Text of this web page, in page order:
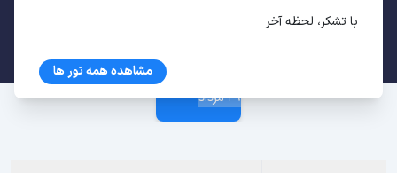
29 مرداد
با تشکر، لحظه آخر
مشاهده همه تور ها